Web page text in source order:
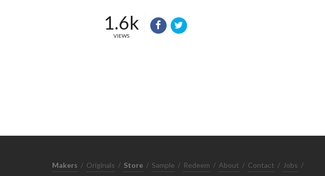
1.6k
VIEWS
Makers / Originals / Store / Sample / Redeem / About / Contact / Jobs /